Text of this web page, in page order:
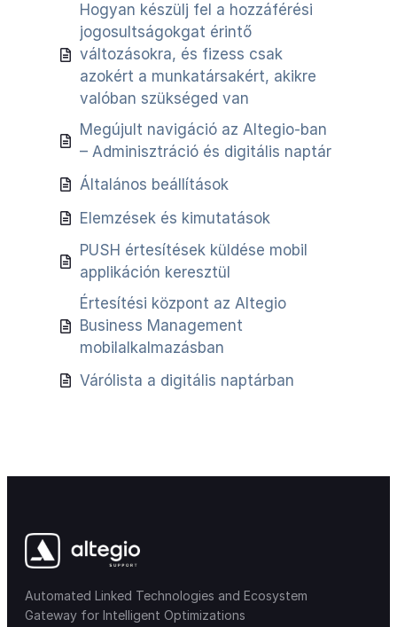
Hogyan készülj fel a hozzáférési
jogosultságokgat érintő
változásokra, és fizess csak
azokért a munkatársakért, akikre
valóban szükséged van
Megújult navigáció az Altegio-ban
– Adminisztráció és digitális naptár
Általános beállítások
Elemzések és kimutatások
PUSH értesítések küldése mobil
applikáción keresztül
Értesítési központ az Altegio
Business Management
mobilalkalmazásban
Várólista a digitális naptárban
Automated Linked Technologies and Ecosystem
Gateway for Intelligent Optimizations